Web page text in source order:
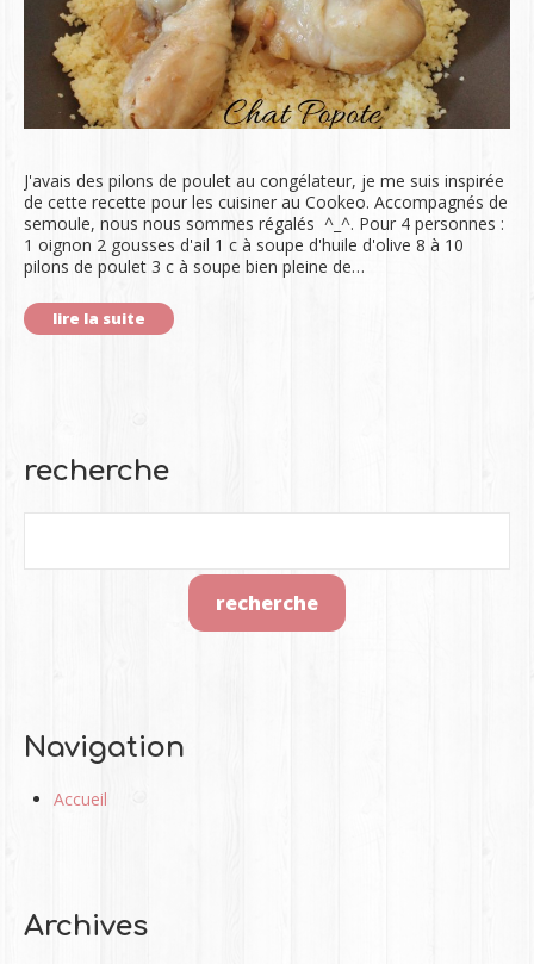
J'avais des pilons de poulet au congélateur, je me suis inspirée
de cette recette pour les cuisiner au Cookeo. Accompagnés de
semoule, nous nous sommes régalés ^_^. Pour 4 personnes :
1 oignon 2 gousses d'ail 1 c à soupe d'huile d'olive 8 à 10
pilons de poulet 3 c à soupe bien pleine de…
lire la suite
recherche
Navigation
Accueil
Archives